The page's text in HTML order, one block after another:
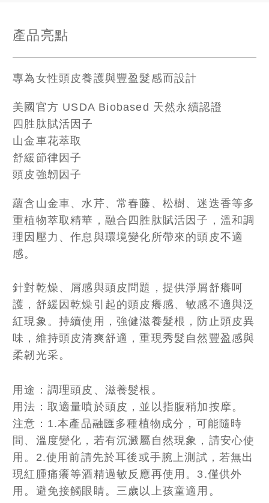
產品亮點
專為女性頭皮養護與豐盈髮感而設計
美國官方 USDA Biobased 天然永續認證
四胜肽賦活因子
山金車花萃取
舒緩節律因子
頭皮強韌因子
蘊含山金車、水芹、常春藤、松樹、迷迭香等多
重植物萃取精華，融合四胜肽賦活因子，溫和調
理因壓力、作息與環境變化所帶來的頭皮不適
感。
針對乾燥、屑感與頭皮問題，提供淨屑舒癢呵
護，舒緩因乾燥引起的頭皮癢感、敏感不適與泛
紅現象。持續使用，強健滋養髮根，防止頭皮異
味，維持頭皮清爽舒適，重現秀髮自然豐盈感與
柔韌光采。
用途：調理頭皮、滋養髮根。
用法：取適量噴於頭皮，並以指腹稍加按摩。
注意：1.本產品融匯多種植物成分，可能隨時
間、溫度變化，若有沉澱屬自然現象，請安心使
用。2.使用前請先於耳後或手腕上測試，若無出
現紅腫痛癢等酒精過敏反應再使用。3.僅供外
用。避免接觸眼睛。三歲以上孩童適用。